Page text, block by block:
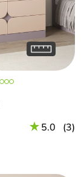
5.0 (3)